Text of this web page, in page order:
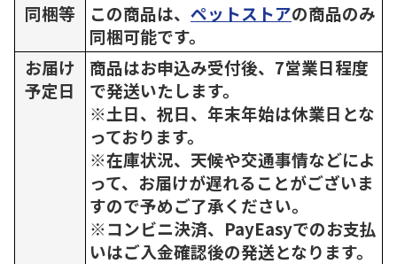
同梱等
この商品は、 ペットストアの商品のみ
同梱可能です。
お届け
予定日
商品はお申込み受付後、7営業日程度
で発送いたします。
※土日、祝日、年末年始は休業日とな
っております。
※在庫状況、天候や交通事情などによ
って、お届けが遅れることがございま
すので予めご了承ください。
※コンビニ決済、PayEasyでのお支払
いはご入金確認後の発送となります。